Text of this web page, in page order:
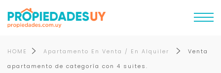
HOME Apartamento En Venta / En Alquiler
Venta
apartamento de categoría con 4 suites.